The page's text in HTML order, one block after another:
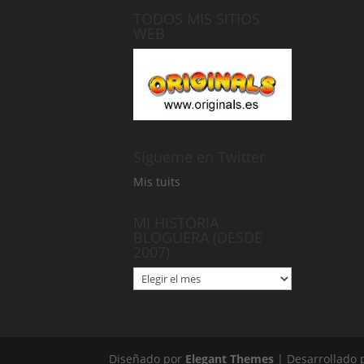
Mis tuits
MI
HISTORIA
Diseñado por Elegant Themes | Desarrollado